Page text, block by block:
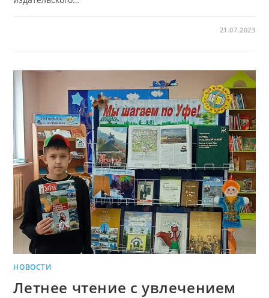
21.07.2023
НОВОСТИ
Летнее чтение с увлечением